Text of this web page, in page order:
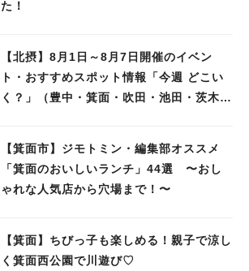
た！
【北摂】8月1日～8月7日開催のイベン
ト・おすすめスポット情報「今週 どこい
く？」（豊中・箕面・吹田・池田・茨木・
【箕面市】ジモトミン・編集部オススメ
「箕面のおいしいランチ」44選 〜おし
ゃれな人気店から穴場まで！〜
【箕面】ちびっ子も楽しめる！親子で涼し
く箕面西公園で川遊び♡